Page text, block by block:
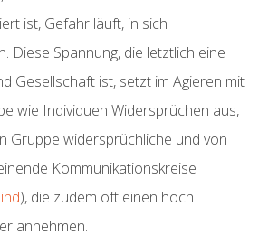
ist, Gefahr läuft, in sich
Diese Spannung, die letztlich eine
Gesellschaft ist, setzt im Agieren mit
wie Individuen Widersprüchen aus,
Gruppe widersprüchliche und von
Kommunikationskreise
), die zudem oft einen hoch
annehmen.